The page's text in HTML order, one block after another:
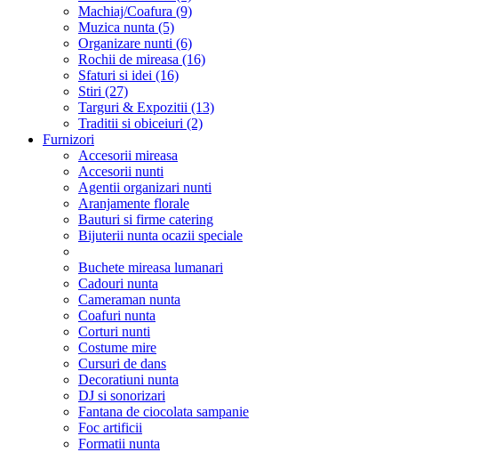
Machiaj/Coafura (9)
Muzica nunta (5)
Organizare nunti (6)
Rochii de mireasa (16)
Sfaturi si idei (16)
Stiri (27)
Targuri & Expozitii (13)
Traditii si obiceiuri (2)
Furnizori
Accesorii mireasa
Accesorii nunti
Agentii organizari nunti
Aranjamente florale
Bauturi si firme catering
Bijuterii nunta ocazii speciale
Buchete mireasa lumanari
Cadouri nunta
Cameraman nunta
Coafuri nunta
Corturi nunti
Costume mire
Cursuri de dans
Decoratiuni nunta
DJ si sonorizari
Fantana de ciocolata sampanie
Foc artificii
Formatii nunta